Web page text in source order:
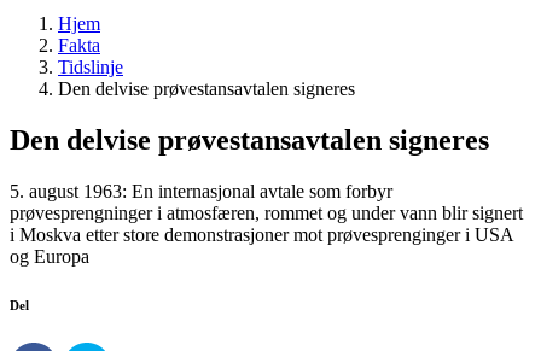
Hjem
Fakta
Tidslinje
Den delvise prøvestansavtalen signeres
Den delvise prøvestansavtalen signeres
5. august 1963: En internasjonal avtale som forbyr
prøvesprengninger i atmosfæren, rommet og under vann blir signert
i Moskva etter store demonstrasjoner mot prøvesprenginger i USA
og Europa
Del